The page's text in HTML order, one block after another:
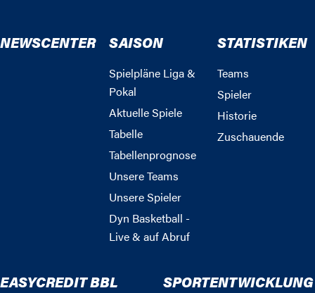
NEWSCENTER SAISON
Spielpläne Liga &
Pokal
Aktuelle Spiele
Tabelle
Tabellenprognose
Unsere Teams
Unsere Spieler
Dyn Basketball -
Live & auf Abruf
STATISTIKEN
Teams
Spieler
Historie
Zuschauende
EASYCREDIT BBL SPORTENTWICKLUNG